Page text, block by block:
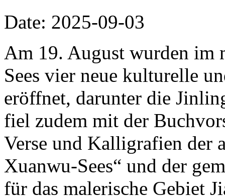
Date: 2025-09-03
Am 19. August wurden im
Sees vier neue kulturelle
eröffnet, darunter die
fiel zudem mit der
Verse und Kalligrafien der
Xuanwu-Sees“ und der
für das malerische Gebiet